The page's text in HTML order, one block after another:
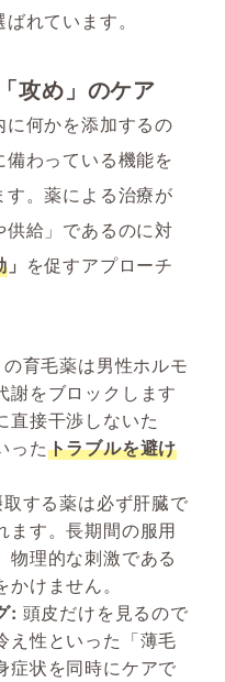
れています。
攻め」のケア
何かを添加するの
わっている機能を
。薬による治療が
供給」であるのに対
」 を促すアプローチ
育毛薬は男性ホルモ
謝をブロックします
直接干渉しないた
ったトラブルを避け
する薬は必ず肝臓で
ます。長期間の服用
物理的な刺激である
けません。
: 頭皮だけを見るので
え性といった「薄毛
症状を同時にケアで